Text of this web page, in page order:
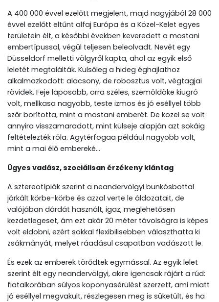
A 400 000 évvel ezelőtt megjelent, majd nagyjából 28 000
évvel ezelőtt eltűnt alfaj Európa és a Közel-Kelet egyes
területein élt, a későbbi években keveredett a mostani
embertípussal, végül teljesen beleolvadt. Nevét egy
Düsseldorf melletti völgyről kapta, ahol az egyik első
leletét megtalálták. Külsőleg a hideg éghajlathoz
alkalmazkodott: alacsony, de robosztus volt, végtagjai
rövidek. Feje laposabb, orra széles, szemöldöke kiugró
volt, mellkasa nagyobb, teste izmos és jó eséllyel több
szőr borította, mint a mostani emberét. De közel se volt
annyira visszamaradott, mint külseje alapján azt sokáig
feltételezték róla. Agytérfogaa például nagyobb volt,
mint a mai élő embereké…
Ügyes vadász, szociálisan érzékeny klántag
A sztereotípiák szerint a neandervölgyi bunkósbottal
járkált körbe-körbe és azzal verte le áldozatait, de
valójában dárdát használt, igaz, meglehetősen
kezdetlegeset, ám ezt akár 20 méter távolságra is képes
volt eldobni, ezért sokkal flexibilisebben választhatta ki
zsákmányát, melyet ráadásul csapatban vadászott le.
És ezek az emberek törődtek egymással. Az egyik lelet
szerint élt egy neandervölgyi, akire igencsak rájárt a rúd:
fiatalkorában súlyos koponyasérülést szerzett, ami miatt
jó eséllyel megvakult, részlegesen meg is süketült, és ha